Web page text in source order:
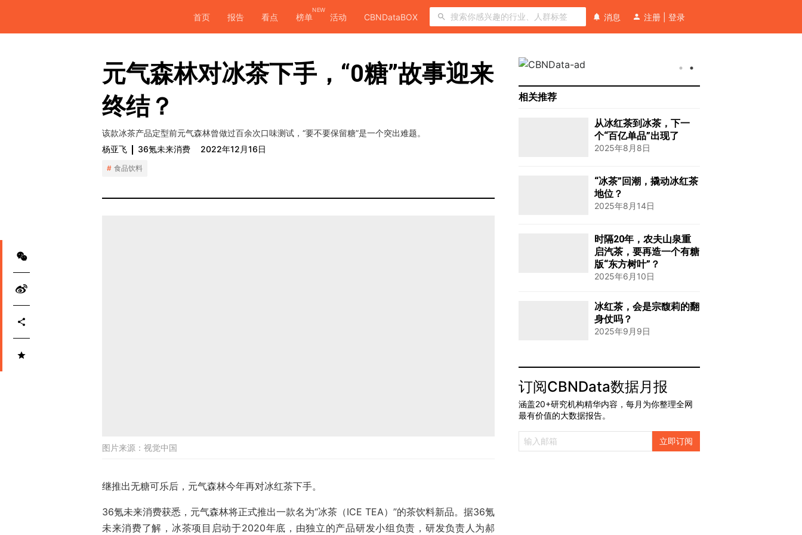
首页 报告 看点 榜单
NEW
活动 CBNDataBOX 消息 注册 登录
元气森林对冰茶下手，“0糖”故事迎来
终结？
该款冰茶产品定型前元气森林曾做过百余次口味测试，“要不要保留糖”是一个突出难题。
杨亚飞
36氪未来消费 2022年12月16日
食品饮料
图片来源： 视觉中国
继推出无糖可乐后，元气森林今年再对冰红茶下手。
36氪未来消费获悉，元气森林将正式推出一款名为“冰茶（ICE TEA）”的茶饮料新品。据36氪
未来消费了解，冰茶项目启动于2020年底，由独立的产品研发小组负责，研发负责人为郝
相关推荐
从冰红茶到冰茶，下一
个“百亿单品”出现了
2025年8月8日
“冰茶”回潮，撬动冰红茶
地位？
2025年8月14日
时隔20年，农夫山泉重
启汽茶，要再造一个有糖
版“东方树叶”？
2025年6月10日
冰红茶，会是宗馥莉的翻
身仗吗？
2025年9月9日
订阅CBNData数据月报
涵盖20+研究机构精华内容，每月为你整理全网
最有价值的大数据报告。
立即订阅